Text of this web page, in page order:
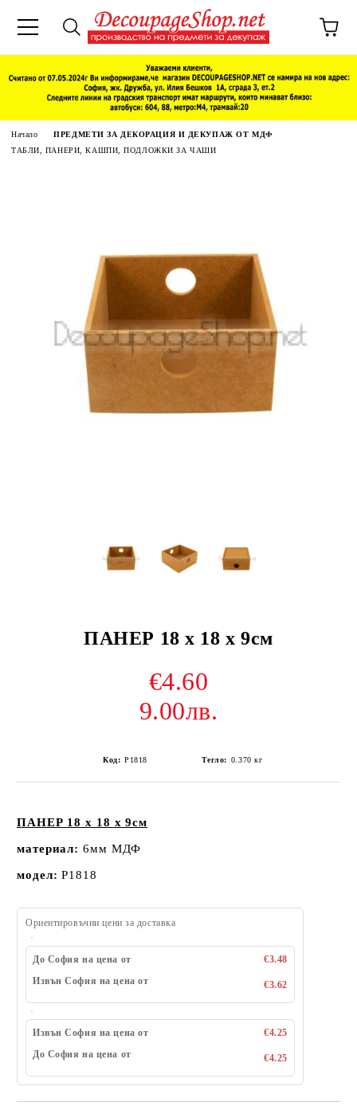
Начало
ПРЕДМЕТИ ЗА ДЕКОРАЦИЯ И ДЕКУПАЖ ОТ МДФ
ТАБЛИ, ПАНЕРИ, КАШПИ, ПОДЛОЖКИ ЗА ЧАШИ
ПАНЕР 18 х 18 х 9см
€4.60
9.00лв.
Код: P1818 Тегло: 0.370 кг
ПАНЕР 18 х 18 х 9см
материал: 6мм МДФ
модел: P1818
Ориентировъчни цени за доставка
До София на цена от
€3.48
Извън София на цена от
€3.62
Извън София на цена от
€4.25
До София на цена от
€4.25